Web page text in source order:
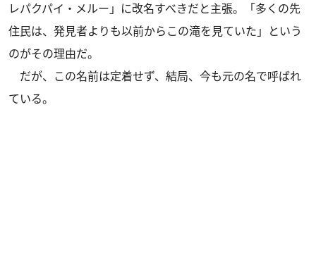
レパクパイ・メルー」に改名すべきだと主張。「多くの先
住民は、発見者よりも以前からこの滝を見ていた」という
のがその理由だ。
だが、この名前は定着せず、結局、今も元の名で呼ばれ
ている。